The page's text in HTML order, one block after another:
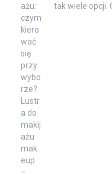
tak wiele opcji.